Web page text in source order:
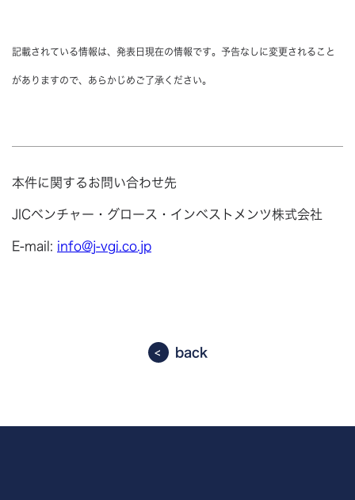
記載されている情報は、発表日現在の情報です。予告なしに変更されること
がありますので、あらかじめご了承ください。
本件に関するお問い合わせ先
JICベンチャー・グロース・インベストメンツ株式会社
E-mail: info@j-vgi.co.jp
back